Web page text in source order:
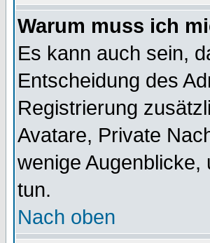
Warum muss ich
Es kann auch sein,
Entscheidung des
Registrierung
Avatare, Private
wenige
tun.
Nach oben